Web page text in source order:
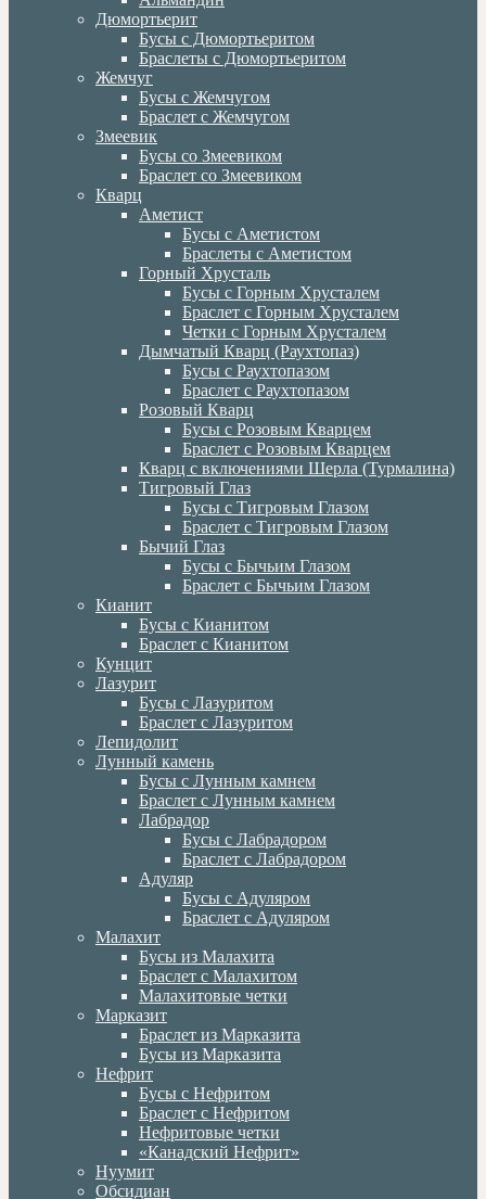
Дюмортьерит
Бусы с Дюмортьеритом
Браслеты с Дюмортьеритом
Жемчуг
Бусы с Жемчугом
Браслет с Жемчугом
Змеевик
Бусы со Змеевиком
Браслет со Змеевиком
Кварц
Аметист
Бусы с Аметистом
Браслеты с Аметистом
Горный Хрусталь
Бусы с Горным Хрусталем
Браслет с Горным Хрусталем
Четки с Горным Хрусталем
Дымчатый Кварц (Раухтопаз)
Бусы с Раухтопазом
Браслет с Раухтопазом
Розовый Кварц
Бусы с Розовым Кварцем
Браслет с Розовым Кварцем
Кварц с включениями Шерла (Турмалина)
Тигровый Глаз
Бусы с Тигровым Глазом
Браслет с Тигровым Глазом
Бычий Глаз
Бусы с Бычьим Глазом
Браслет с Бычьим Глазом
Кианит
Бусы с Кианитом
Браслет с Кианитом
Кунцит
Лазурит
Бусы с Лазуритом
Браслет с Лазуритом
Лепидолит
Лунный камень
Бусы с Лунным камнем
Браслет с Лунным камнем
Лабрадор
Бусы с Лабрадором
Браслет с Лабрадором
Адуляр
Бусы с Адуляром
Браслет с Адуляром
Малахит
Бусы из Малахита
Браслет с Малахитом
Малахитовые четки
Марказит
Браслет из Марказита
Бусы из Марказита
Нефрит
Бусы с Нефритом
Браслет с Нефритом
Нефритовые четки
«Канадский Нефрит»
Нуумит
Обсидиан